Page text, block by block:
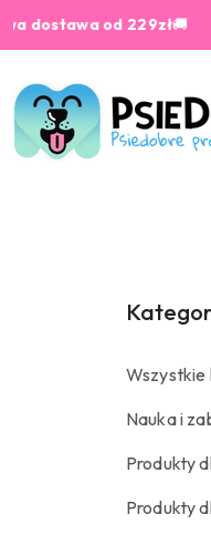
Przejdź do treści
Przejdź do
Przejdź do moje
Przejdź do menu
Przejdź do stopki
🚚KIEŁBASKA
Nauka i
Produkty
Produkty